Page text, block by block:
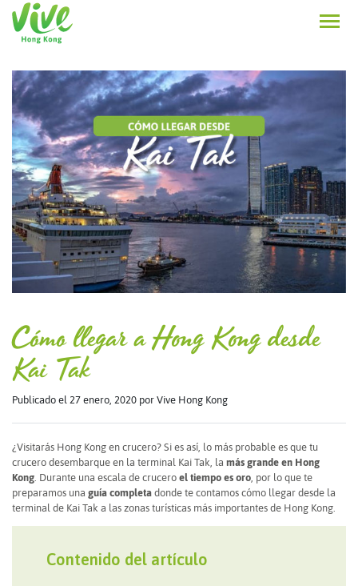
Cómo llegar a Hong Kong desde
Kai Tak
Publicado el 27 enero, 2020 por Vive Hong Kong
¿Visitarás Hong Kong en crucero? Si es así, lo más probable es que tu
crucero desembarque en la terminal Kai Tak, la más grande en Hong
Kong . Durante una escala de crucero el tiempo es oro , por lo que te
preparamos una guía completa donde te contamos cómo llegar desde la
terminal de Kai Tak a las zonas turísticas más importantes de Hong Kong.
Contenido del artículo